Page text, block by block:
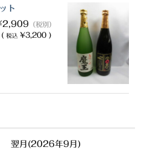
ト
（税別）
( 税込 ¥3,200 )
翌月(2026年9月)